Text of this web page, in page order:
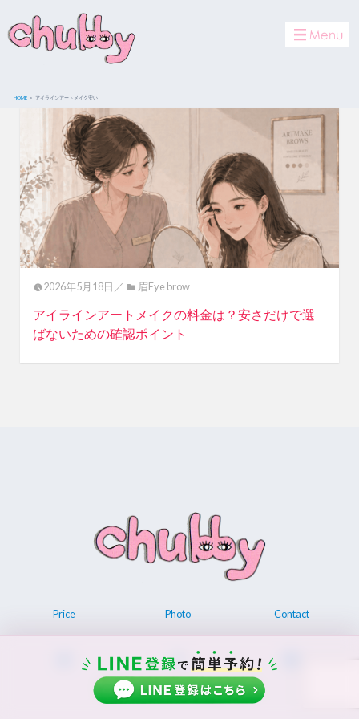
HOME アイラインアートメイク安い
2026年5月18日／ 眉Eye brow
アイラインアートメイクの料金は？安さだけで選
ばないための確認ポイント
Price Photo Contact
© 2026 Permanent make up chubby.